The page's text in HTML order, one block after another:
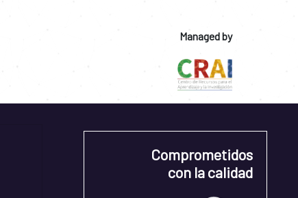
Managed by
Comprometidos
con la calidad